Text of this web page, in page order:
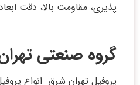
پذیری، مقاومت بالا، دقت
گروه صنعتی